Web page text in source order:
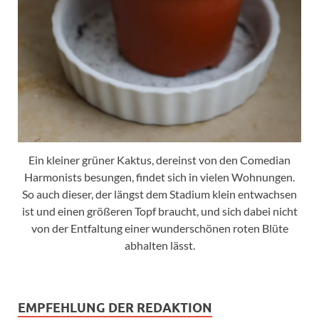
Ein kleiner grüner Kaktus, dereinst von den Comedian
Harmonists besungen, findet sich in vielen Wohnungen.
So auch dieser, der längst dem Stadium klein entwachsen
ist und einen größeren Topf braucht, und sich dabei nicht
von der Entfaltung einer wunderschönen roten Blüte
abhalten lässt.
EMPFEHLUNG DER REDAKTION